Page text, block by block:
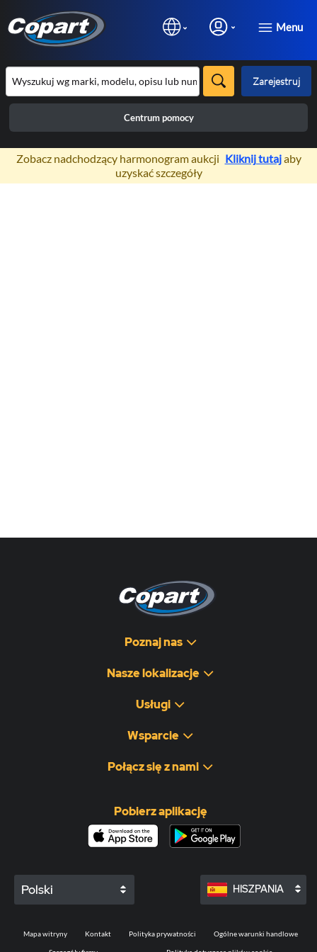
Menu
Zarejestruj
Centrum pomocy
Zobacz nadchodzący harmonogram aukcji Kliknij tutajaby
uzyskać szczegóły
Poznaj nas
Nasze lokalizacje
Usługi
Wsparcie
Połącz się z nami
Pobierz aplikację
Polski HISZPANIA
Mapa witryny Kontakt Polityka prywatności Ogólne warunki handlowe